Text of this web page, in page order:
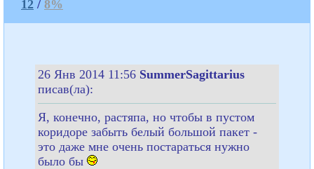
12 / 8%
26 Янв 2014 11:56 SummerSagittarius
писав(ла):
Я, конечно, растяпа, но чтобы в пустом
коридоре забыть белый большой пакет -
это даже мне очень постараться нужно
было бы